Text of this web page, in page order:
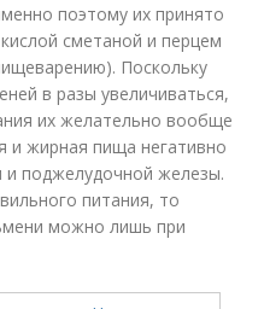
поэтому их принято
сметаной и перцем
Поскольку
в разы увеличиваться,
их желательно вообще
и жирная пища негативно
и поджелудочной железы.
питания, то
можно лишь при